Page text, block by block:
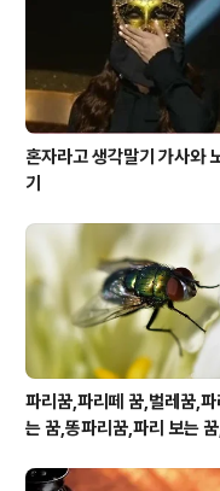
혼자라고 생각말기 가사와
기
파리꿈,파리떼 꿈,벌레꿈,파
는 꿈,똥파리꿈,파리 보는